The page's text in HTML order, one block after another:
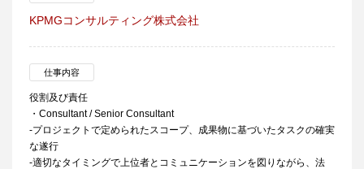
KPMGコンサルティング株式会社
仕事内容
役割及び責任
・Consultant / Senior Consultant
-プロジェクトで定められたスコープ、成果物に基づいたタスクの確実
な遂行
-適切なタイミングで上位者とコミュニケーションを図りながら、法